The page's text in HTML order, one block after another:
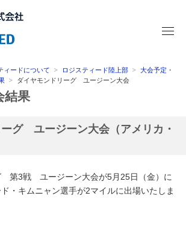
ィードについて ロジスティード陸上部
大会予定・
ダイヤモンドリーグ ユージーン大会
結果
グ ユージーン大会（アメリカ・
第3戦 ユージーン大会が5月25日（金）に
・キムニャン選手が2マイルに出場いたしま